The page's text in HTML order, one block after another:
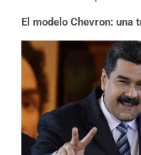
El modelo Chevron: una